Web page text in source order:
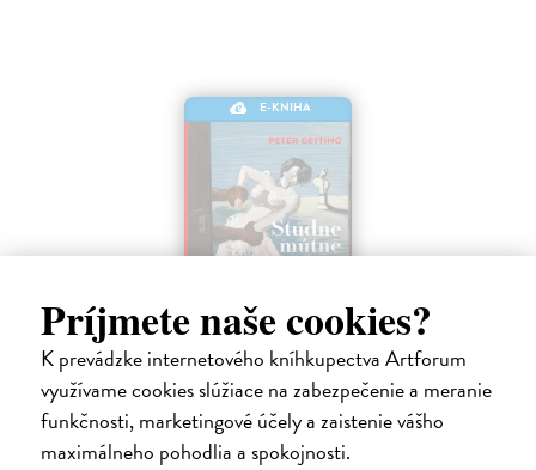
Príjmete naše cookies?
K prevádzke internetového kníhkupectva Artforum
využívame cookies slúžiace na zabezpečenie a meranie
funkčnosti, marketingové účely a zaistenie vášho
maximálneho pohodlia a spokojnosti.
E-KNIHA
Studne mútne
Getting Peter
| Elektronická kniha
Sú ikonickými postavami našej kultúry. Postavili im sochy a
pomenovali po nich ulice, majú svoje nespochybniteľné miesto v